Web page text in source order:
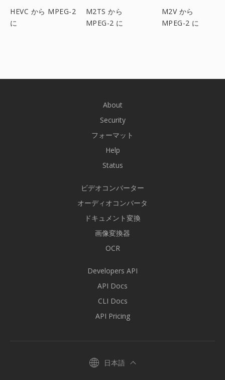
HEVC から MPEG-2
に
M2TS から
MPEG-2 に
M2V から
MPEG-2 に
About
Security
フォーマット
Help
Status
ビデオコンバーター
オーディオコンバータ
ドキュメント変換
画像変換器
OCR
Developers API
API Docs
CLI Docs
API Pricing
日本語